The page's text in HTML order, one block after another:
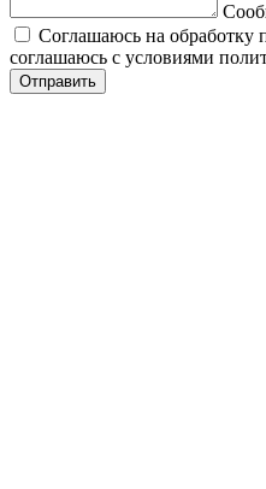
Соглашаюсь на обработку
соглашаюсь с условиями